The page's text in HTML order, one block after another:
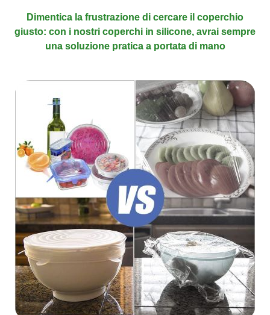
Dimentica la frustrazione di cercare il coperchio
giusto: con i nostri coperchi in silicone, avrai sempre
una soluzionepratica a portata di mano